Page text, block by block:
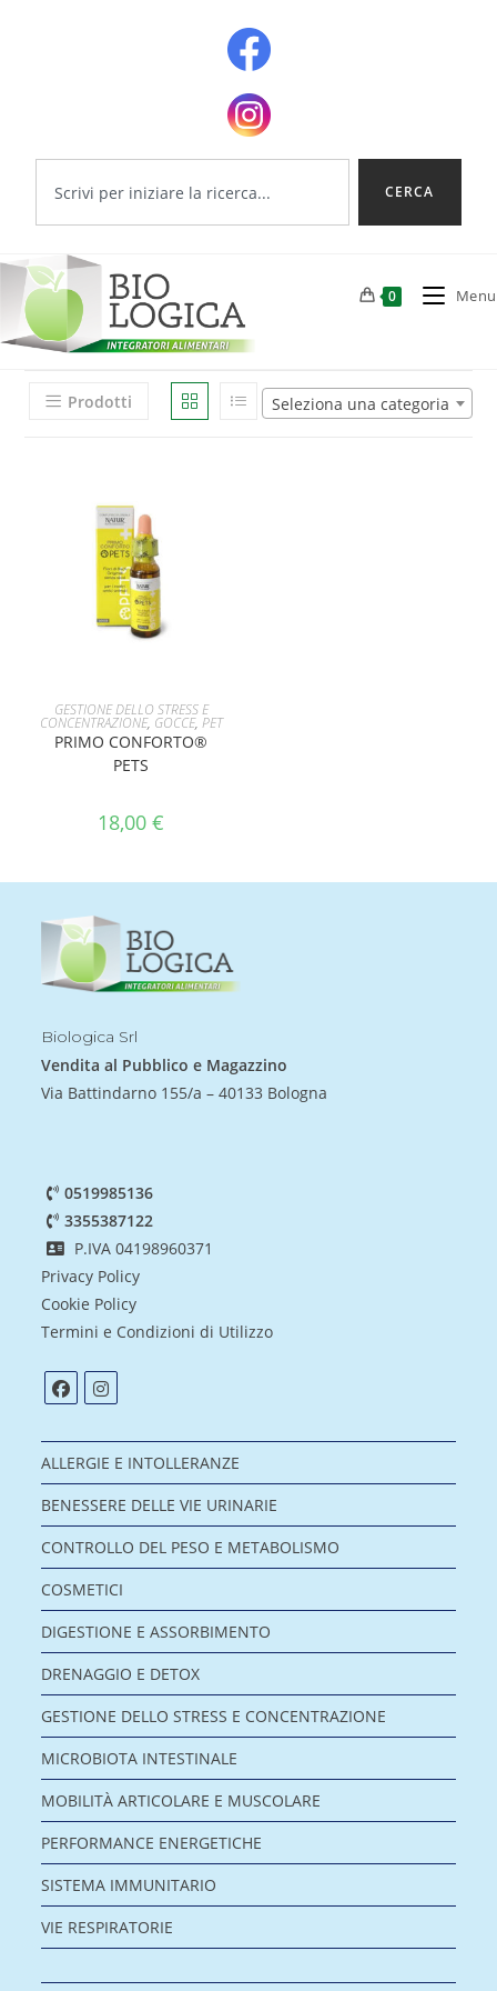
CERCA
0 Menu
Seleziona una categoria
Prodotti
AGGIUNGI AL CARRELLO
GESTIONE DELLO STRESS E
CONCENTRAZIONE, GOCCE, PET
PRIMO CONFORTO®
PETS
18,00€
Biologica Srl
Vendita al Pubblico e Magazzino
Via Battindarno 155/a – 40133 Bologna
0519985136
3355387122
P.IVA 04198960371
Privacy Policy
Cookie Policy
Termini e Condizioni di Utilizzo
ALLERGIE E INTOLLERANZE
BENESSERE DELLE VIE URINARIE
CONTROLLO DEL PESO E METABOLISMO
COSMETICI
DIGESTIONE E ASSORBIMENTO
DRENAGGIO E DETOX
GESTIONE DELLO STRESS E CONCENTRAZIONE
MICROBIOTA INTESTINALE
MOBILITÀ ARTICOLARE E MUSCOLARE
PERFORMANCE ENERGETICHE
SISTEMA IMMUNITARIO
VIE RESPIRATORIE